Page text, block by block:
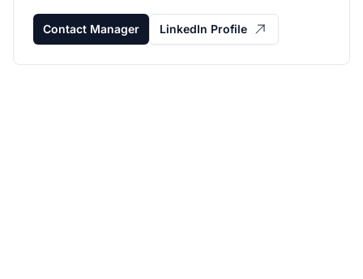
Contact Manager LinkedIn Profile